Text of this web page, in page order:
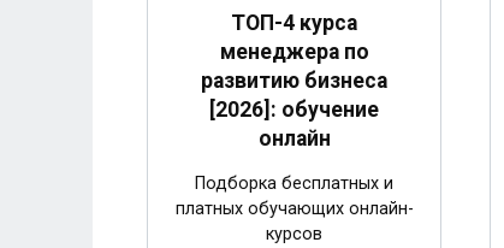
ТОП-4 курса
менеджера по
развитию бизнеса
[2026]: обучение
онлайн
Подборка бесплатных и
платных обучающих онлайн-
курсов